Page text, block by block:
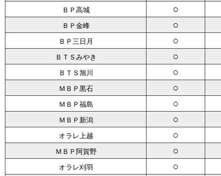
ＢＰ高城 ○
ＢＰ金峰 ○
ＢＰ三日月 ○
ＢＴＳみやき ○
ＢＴＳ旭川 ○
ＭＢＰ黒石 ○
ＭＢＰ福島 ○
ＭＢＰ新潟 ○
オラレ上越 ○
ＭＢＰ阿賀野 ○
オラレ刈羽 ○